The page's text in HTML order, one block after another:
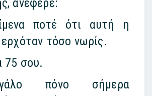
ανέφερε:
ποτέ ότι αυτή η
τόσο νωρίς.
75 σου.
πόνο σήμερα